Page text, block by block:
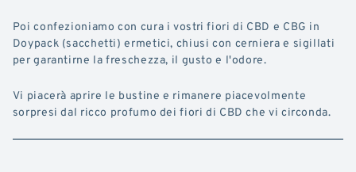
Poi confezioniamo con cura i vostri fiori di CBD e CBG in
Doypack (sacchetti) ermetici, chiusi con cerniera e sigillati
per garantirne la freschezza, il gusto e l'odore.
Vi piacerà aprire le bustine e rimanere piacevolmente
sorpresi dal ricco profumo dei fiori di CBD che vi circonda.